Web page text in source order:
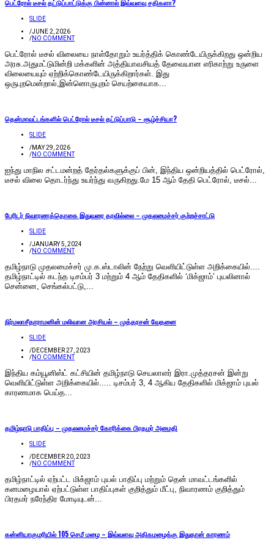
பெட்ரோல் டீசல் தட்டுப்பாட்டுக்கு பின்னால் இவ்வளவு சதிகளா?
SLIDE
/JUNE 2, 2026
/NO COMMENT
பெட்ரோல் டீசல் விலையை நாள்தோறும் உயர்த்திக் கொண்டேயிருக்கிறது ஒன்றிய
அரசு.அதுமட்டுமின்றி மக்களின் அத்தியாவசியத் தேவையான எரிகாற்று உருளை
விலையையும் ஏற்றிக்கொண்டேயிருக்கிறார்கள். இது
ஒருபுறமென்றால்,இன்னொருபுறம் செயற்கையாக...
தென்மாவட்டங்களில் பெட்ரோல் டீசல் தட்டுப்பாடு – சூழ்ச்சியா?
SLIDE
/MAY 29, 2026
/NO COMMENT
ஐந்து மாநில சட்டமன்றத் தேர்தல்களுக்குப் பின், இந்திய ஒன்றியத்தில் பெட்ரோல்,
டீசல் விலை தொடர்ந்து உயர்ந்து வருகிறது.மே 15 ஆம் தேதி பெட்ரோல், டீசல்...
பேரிடர் நிவாரணத்தொகை இதுவரை தரவில்லை – முதலமைச்சர் குற்றச்சாட்டு
SLIDE
/JANUARY 5, 2024
/NO COMMENT
தமிழ்நாடு முதலமைச்சர் மு.க.ஸ்டாலின் நேற்று வெளியிட்டுள்ள அறிக்கையில்....
தமிழ்நாட்டில் கடந்த டிசம்பர் 3 மற்றும் 4 ஆம் தேதிகளில் ‘மிக்ஜாம்’ புயலினால்
சென்னை, செங்கல்பட்டு,...
நிர்மலாசீதாராமனின் மலிவான அரசியல் – முத்தரசன் வேதனை
SLIDE
/DECEMBER 27, 2023
/NO COMMENT
இந்திய கம்யூனிஸ்ட் கட்சியின் தமிழ்நாடு செயலாளர் இரா.முத்தரசன் இன்று
வெளியிட்டுள்ள அறிக்கையில்..... டிசம்பர் 3, 4 ஆகிய தேதிகளில் மிக்ஜாம் புயல்
காரணமாக பெய்த...
தமிழ்நாடு பாதிப்பு – முதலமைச்சர் கோரிக்கை பிரதமர் அமைதி
SLIDE
/DECEMBER 20, 2023
/NO COMMENT
தமிழ்நாட்டில் ஏற்பட்ட மிக்ஜாம் புயல் பாதிப்பு மற்றும் தென் மாவட்டங்களில்
கனமழையால் ஏற்பட்டுள்ள பாதிப்புகள் குறித்தும் மீட்பு, நிவாரணம் குறித்தும்
பிரதமர் நரேந்திர மோடியுடன்...
கன்னியாகுமரியில் 105 செமீ மழை – இவ்வளவு அதிகமழைக்கு இதுதான் காரணம்